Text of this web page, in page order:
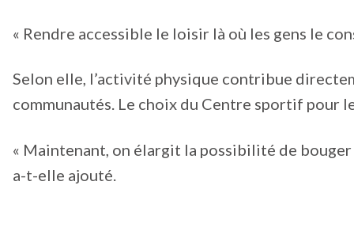
« Rendre accessible le loisir là où les gens le
Selon elle, l’activité physique contribue
communautés. Le choix du Centre sportif pour
« Maintenant, on élargit la possibilité de
a-t-elle ajouté.